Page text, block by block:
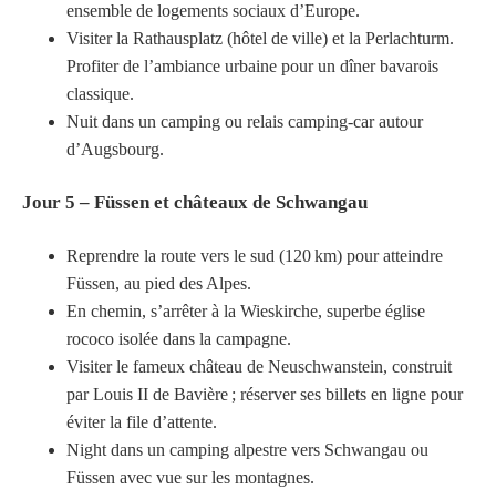
ensemble de logements sociaux d’Europe.
Visiter la Rathausplatz (hôtel de ville) et la Perlachturm.
Profiter de l’ambiance urbaine pour un dîner bavarois
classique.
Nuit dans un camping ou relais camping-car autour
d’Augsbourg.
Jour 5 – Füssen et châteaux de Schwangau
Reprendre la route vers le sud (120 km) pour atteindre
Füssen, au pied des Alpes.
En chemin, s’arrêter à la Wieskirche, superbe église
rococo isolée dans la campagne.
Visiter le fameux château de Neuschwanstein, construit
par Louis II de Bavière ; réserver ses billets en ligne pour
éviter la file d’attente.
Night dans un camping alpestre vers Schwangau ou
Füssen avec vue sur les montagnes.